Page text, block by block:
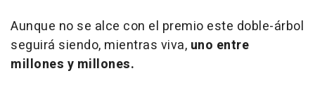
Aunque no se alce con el premio este doble-árbol
seguirá siendo, mientras viva, uno entre
millones y millones.